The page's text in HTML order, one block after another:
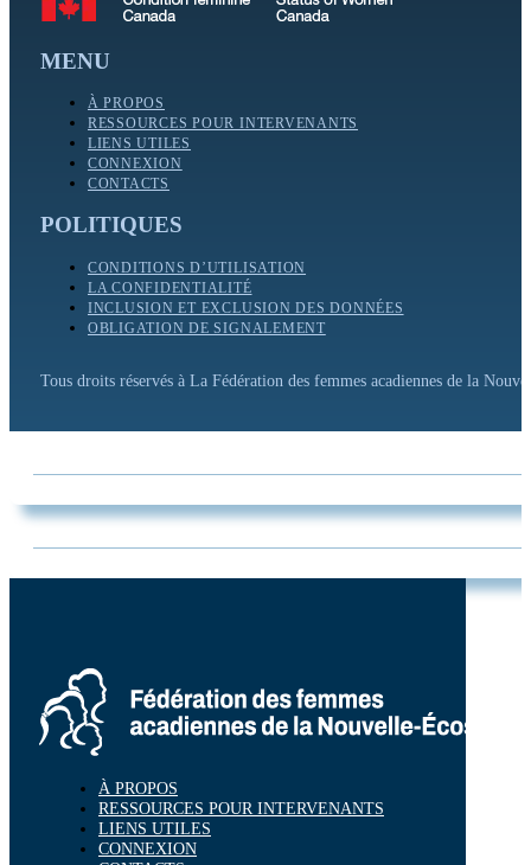
MENU
À PROPOS
RESSOURCES POUR INTERVENANTS
LIENS UTILES
CONNEXION
CONTACTS
POLITIQUES
CONDITIONS D’UTILISATION
LA CONFIDENTIALITÉ
INCLUSION ET EXCLUSION DES DONNÉES
OBLIGATION DE SIGNALEMENT
Tous droits réservés à La Fédération des femmes acadiennes de la
À PROPOS
RESSOURCES POUR INTERVENANTS
LIENS UTILES
CONNEXION